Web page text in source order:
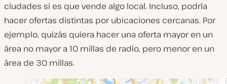
ciudades si es que vende algo local. Incluso, podría
hacer ofertas distintas por ubicaciones cercanas. Por
ejemplo, quizás quiera hacer una oferta mayor en un
área no mayor a 10 millas de radio, pero menor en un
área de 30 millas.